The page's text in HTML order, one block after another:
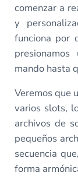
comenzar a
y
funciona por
mando hasta
Veremos que
varios slots,
archivos de
pequeños
secuencia
forma